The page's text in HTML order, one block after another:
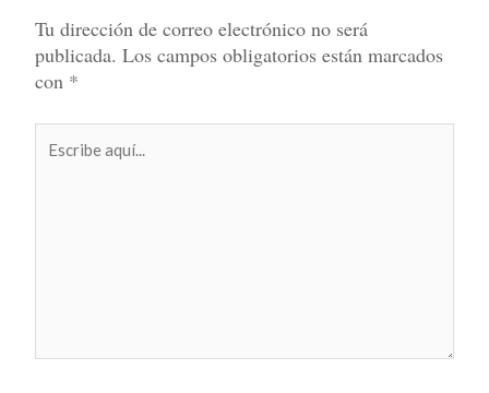
Tu dirección de correo electrónico no será
publicada. Los campos obligatorios están marcados
con *
aquí...